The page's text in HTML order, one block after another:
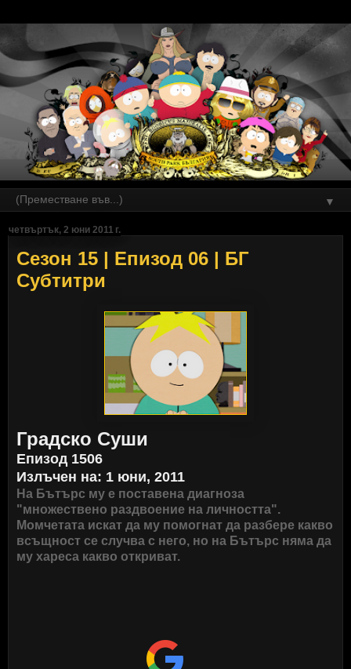
▼
четвъртък, 2 юни 2011 г.
Сезон 15 | Епизод 06 | БГ
Субтитри
Градско Суши
Епизод 1506
Излъчен на: 1 юни, 2011
На Бътърс му е поставена диагноза
"множествено раздвоение на личността".
Момчетата искат да му помогнат да разбере какво
всъщност се случва с него, но на Бътърс няма да
му хареса какво откриват.